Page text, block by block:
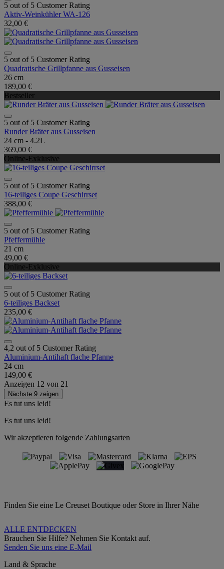
5 out of 5 Customer Rating
Aktiv-Weinkühler WA-126
32,00 €
5 out of 5 Customer Rating
Quadratische Grillpfanne aus Gusseisen
26 cm
189,00 €
Bestseller
5 out of 5 Customer Rating
Runder Bräter aus Gusseisen
24 cm - 4.2L
369,00 €
Online-Exklusive
5 out of 5 Customer Rating
16-teiliges Coupe Geschirrset
388,00 €
5 out of 5 Customer Rating
Pfeffermühle
21 cm
49,00 €
Online-Exklusive
5 out of 5 Customer Rating
6-teiliges Backset
235,00 €
4,2 out of 5 Customer Rating
Aluminium-Antihaft flache Pfanne
24 cm
149,00 €
Anzeigen 12 von 21
Nächste 9 zeigen
Es tut uns leid!
Es tut uns leid!
Wir akzeptieren folgende Zahlungsarten
Finden Sie eine Le Creuset Boutique oder Store in Ihrer Nähe
ALLE ENTDECKEN
Brauchen Sie Hilfe? Nehmen Sie Kontakt auf.
Senden Sie uns eine E-Mail
Land & Sprache